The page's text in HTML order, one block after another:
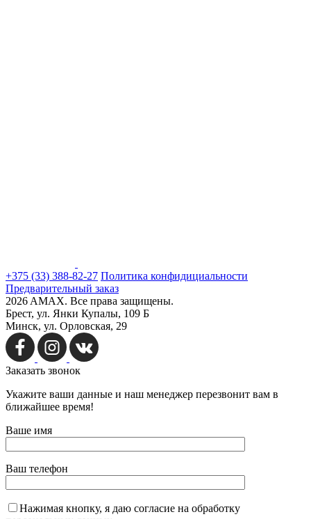
+375 (33) 388-82-27 Политика конфидициальности
Предварительный заказ
2026 AMAX. Все права защищены.
Брест, ул. Янки Купалы, 109 Б
Минск, ул. Орловская, 29
Заказать звонок
Укажите ваши данные и наш менеджер перезвонит вам в
ближайшее время!
Ваше имя
Ваш телефон
Нажимая кнопку, я даю согласие на обработку